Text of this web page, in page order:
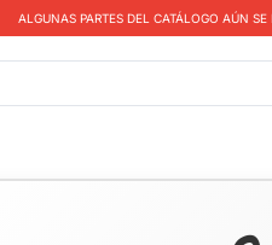
ALGUNAS PARTES DEL CATÁLOGO AÚN